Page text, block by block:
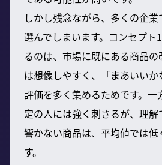
しかし残念ながら、多くの企
選んでしまいます。コンセプト
るのは、市場に既にある商品
は想像しやすく、「まあいい
評価を多く集めるためです。
定の人には強く刺さるが、理解
響かない商品は、平均値では
す。